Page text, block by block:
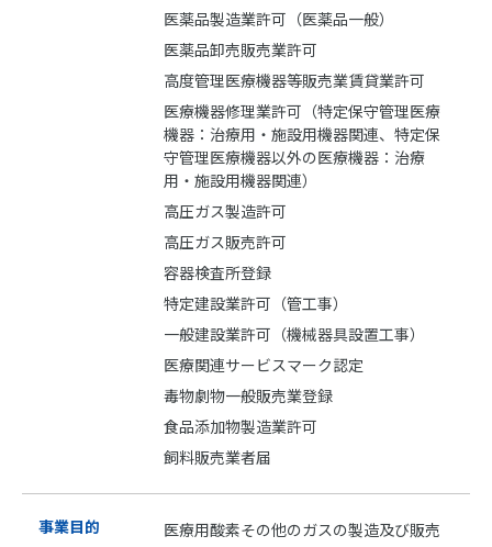
医薬品製造業許可（医薬品一般）
医薬品卸売販売業許可
高度管理医療機器等販売業賃貸業許可
医療機器修理業許可（特定保守管理医療
機器：治療用・施設用機器関連、特定保
守管理医療機器以外の医療機器：治療
用・施設用機器関連）
高圧ガス製造許可
高圧ガス販売許可
容器検査所登録
特定建設業許可（管工事）
一般建設業許可（機械器具設置工事）
医療関連サービスマーク認定
毒物劇物一般販売業登録
食品添加物製造業許可
飼料販売業者届
事業目的
医療用酸素その他のガスの製造及び販売